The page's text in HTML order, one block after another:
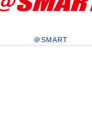
＠SMART